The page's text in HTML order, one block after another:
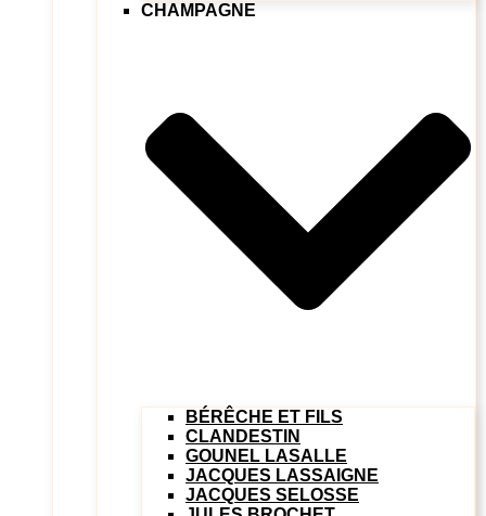
CHAMPAGNE
BÉRÊCHE ET FILS
CLANDESTIN
GOUNEL LASALLE
JACQUES LASSAIGNE
JACQUES SELOSSE